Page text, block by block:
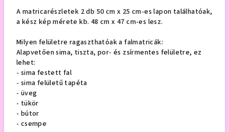
A matricarészletek 2 db 50 cm x 25 cm-es lapon találhatóak,
a kész kép mérete kb. 48 cm x 47 cm-es lesz.
Milyen felületre ragaszthatóak a falmatricák:
Alapvetően sima, tiszta, por- és zsírmentes felületre, ez
lehet:
- sima festett fal
- sima felületű tapéta
- üveg
- tükör
- bútor
- csempe